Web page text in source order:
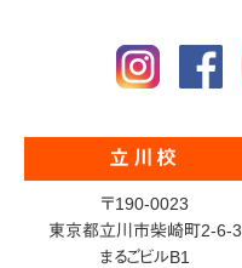
立川校
〒190-0023
東京都立川市柴崎町2-6-3
まるごビルB1